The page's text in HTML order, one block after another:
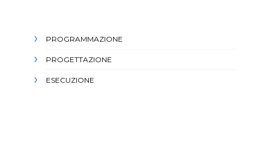
PROGRAMMAZIONE
PROGETTAZIONE
ESECUZIONE